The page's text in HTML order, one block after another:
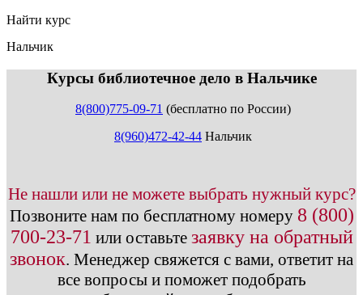
Найти курс
Нальчик
Курсы библиотечное дело в Нальчике
8(800)775-09-71 (бесплатно по России)
8(960)472-42-44 Нальчик
Не нашли или не можете выбрать нужный курс?
Позвоните нам по бесплатному номеру 8 (800)
700-23-71 или оставьте заявку на обратный
звонок. Менеджер свяжется с вами, ответит на
все вопросы и поможет подобрать